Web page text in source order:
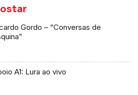
Gordo – “Conversas de
A1: Lura ao vivo